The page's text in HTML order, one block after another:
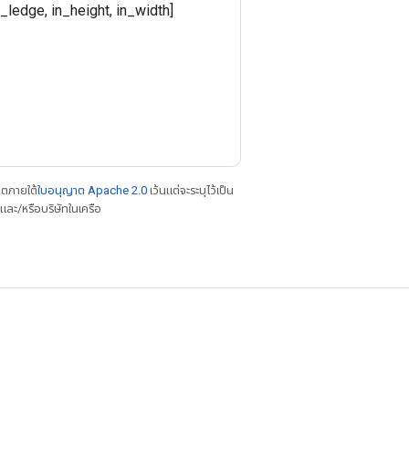
in_height, in_width]
ภายใต้ใบอนุญาต Apache 2.0 เว้นแต่จะระบุไว้เป็น
ละ/หรือบริษัทในเครือ